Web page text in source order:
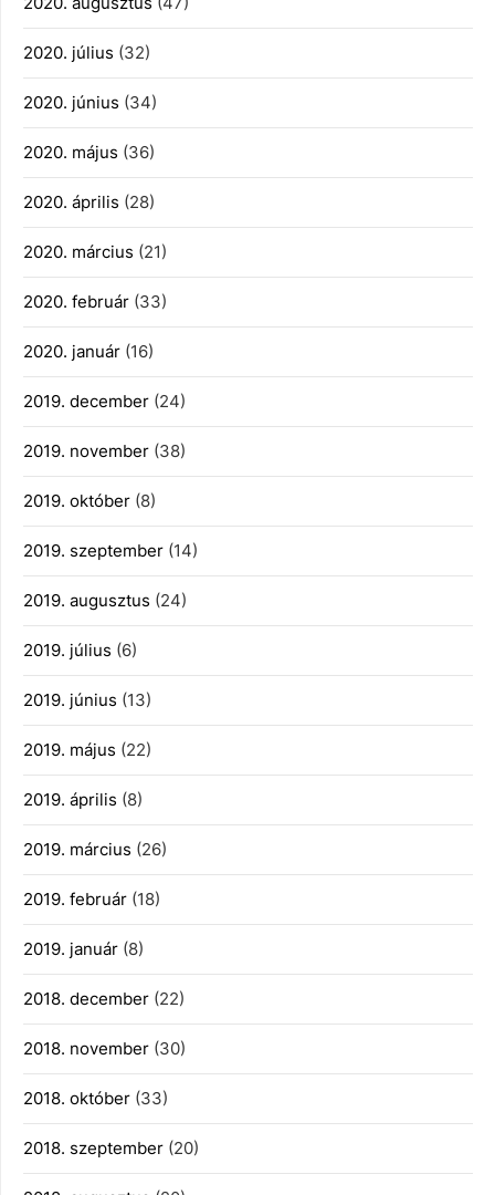
2020. július (32)
2020. június (34)
2020. május (36)
2020. április (28)
2020. március (21)
2020. február (33)
2020. január (16)
2019. december (24)
2019. november (38)
2019. október (8)
2019. szeptember (14)
2019. augusztus (24)
2019. július (6)
2019. június (13)
2019. május (22)
2019. április (8)
2019. március (26)
2019. február (18)
2019. január (8)
2018. december (22)
2018. november (30)
2018. október (33)
2018. szeptember (20)